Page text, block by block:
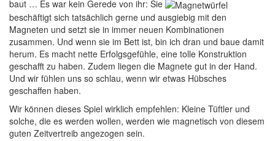
baut … Es war kein Gerede von ihr: Sie
beschäftigt sich tatsächlich gerne und ausgiebig mit den
Magneten und setzt sie in immer neuen Kombinationen
zusammen. Und wenn sie im Bett ist, bin ich dran und baue damit
herum. Es macht nette Erfolgsgefühle, eine tolle Konstruktion
geschafft zu haben. Zudem liegen die Magnete gut in der Hand.
Und wir fühlen uns so schlau, wenn wir etwas Hübsches
geschaffen haben.
Wir können dieses Spiel wirklich empfehlen: Kleine Tüftler und
solche, die es werden wollen, werden wie magnetisch von diesem
guten Zeitvertreib angezogen sein.